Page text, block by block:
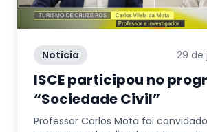
Notícia 29 de
ISCE participou no
“Sociedade Civil”
Professor Carlos Mota foi